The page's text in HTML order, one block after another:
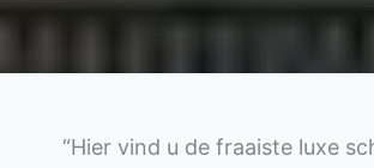
“Hier vind u de fraaiste luxe